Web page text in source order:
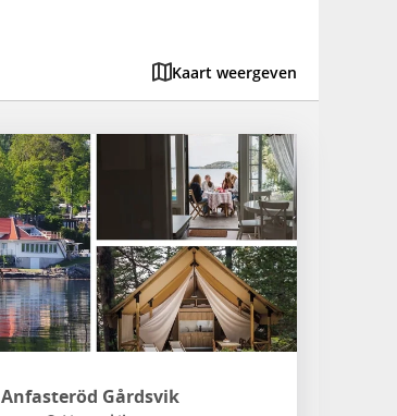
Kaart weergeven
Anfasteröd Gårdsvik